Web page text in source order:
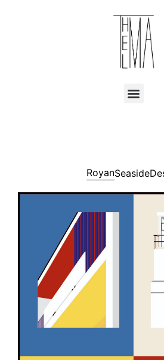
RoyanSeaside